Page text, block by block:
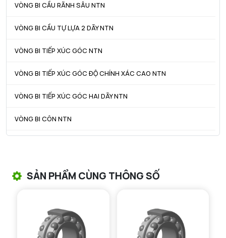
VÒNG BI CẦU RÃNH SÂU NTN
VÒNG BI CẦU TỰ LỰA 2 DÃY NTN
VÒNG BI TIẾP XÚC GÓC NTN
VÒNG BI TIẾP XÚC GÓC ĐỘ CHÍNH XÁC CAO NTN
VÒNG BI TIẾP XÚC GÓC HAI DÃY NTN
VÒNG BI CÔN NTN
VÒNG BI KIM NTN
VÒNG BI CHẶN TRỤC NTN
Ce - Chiều dài tối thiểu cho ống lót
Da max - Đường kính vai tối đa OR
ra max - Bán kính góc lượn tối đa trục & vỏ
SẢN PHẨM CÙNG THÔNG SỐ